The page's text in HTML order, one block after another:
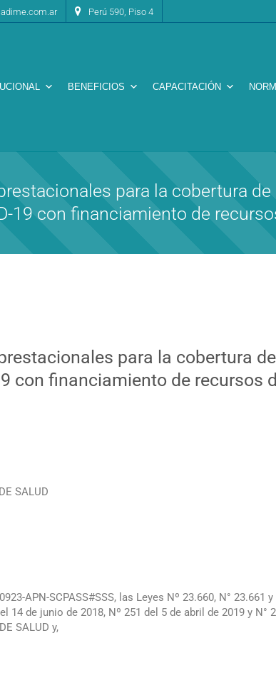
Perú 590, Piso 4
Médico
BENEFICIOS CAPACITACIÓN
para la cobertura
19 con financiamiento de
para la cobertura
con financiamiento de recursos
SALUD
APN-SCPASS#SSS, las Leyes Nº 23.660, N°
14 de junio de 2018, Nº 251 del 5 de abril de 2019 y
SALUD y,